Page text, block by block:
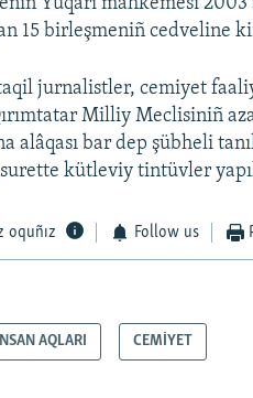
15 birleşmeniñ cedveline
jurnalistler, cemiyet
Milliy Meclisiniñ
bar dep şübheli
kütleviy tintüvler
oquñız Follow us
AQLARI CEMİYET